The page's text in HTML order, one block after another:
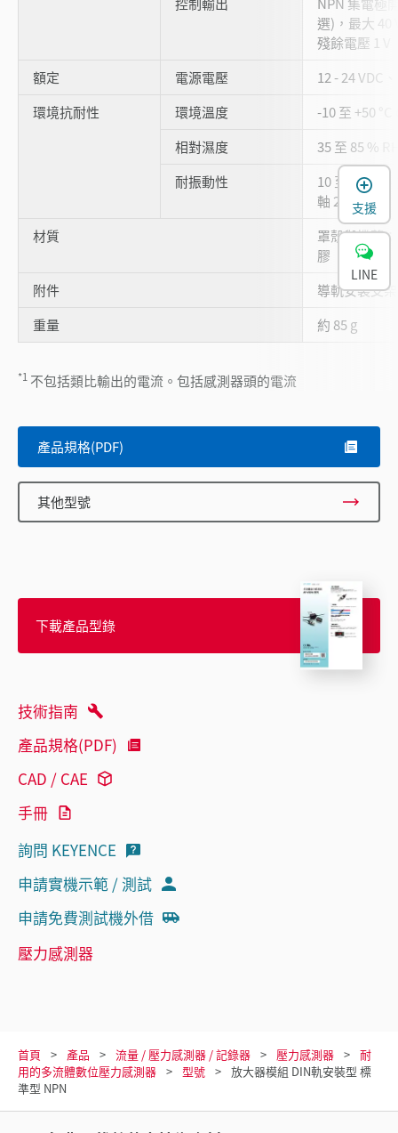
選)，最大 40
殘餘電壓 1 V
額定
電源電壓
12 - 24 VDC
環境抗耐性
環境溫度
-10 至 +50
相對濕度
35 至 85 %
耐振動性
10 至 55 Hz
軸 2 小時
材質
罩殼與機蓋
膠
附件
導軌安裝支
重量
約 85 g
*1 不包括類比輸出的電流。包括感測器頭的電流
產品規格(PDF)
其他型號
下載產品型錄
技術指南
產品規格(PDF)
CAD / CAE
手冊
詢問 KEYENCE
申請實機示範 / 測試
申請免費測試機外借
壓力感測器
首頁 產品 流量 / 壓力感測器 / 記錄器 壓力感測器
耐
用的多流體數位壓力感測器
型號
放大器模組 DIN軌安裝型 標
準型 NPN
支援
LINE